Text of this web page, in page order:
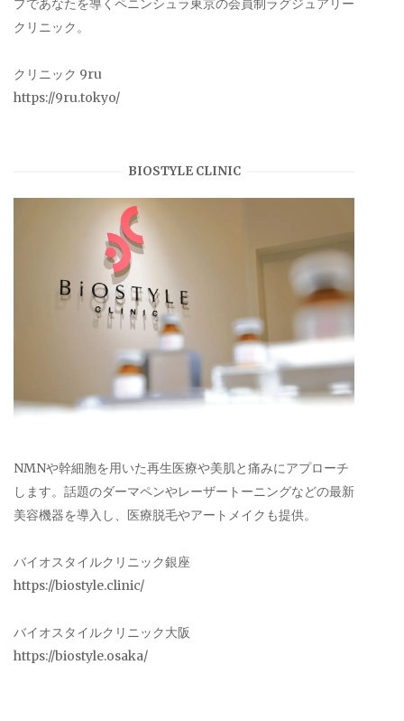
プであなたを導くペニンシュラ東京の会員制ラグジュアリー
クリニック。
クリニック 9ru
https://9ru.tokyo/
BIOSTYLE CLINIC
NMNや幹細胞を用いた再生医療や美肌と痛みにアプローチ
します。話題のダーマペンやレーザートーニングなどの最新
美容機器を導入し、医療脱毛やアートメイクも提供。
バイオスタイルクリニック銀座
https://biostyle.clinic/
バイオスタイルクリニック大阪
https://biostyle.osaka/